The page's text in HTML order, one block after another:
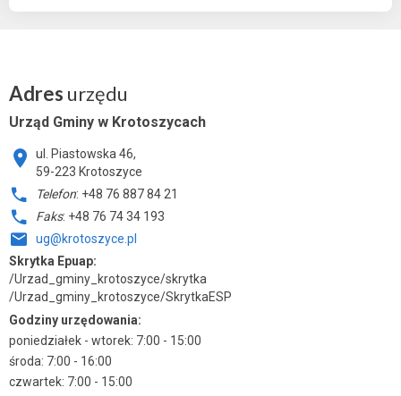
Adres urzędu
Urząd Gminy w Krotoszycach
ul. Piastowska 46,
59-223 Krotoszyce
Telefon: +48 76 887 84 21
Faks: +48 76 74 34 193
ug@krotoszyce.pl
Skrytka Epuap:
/Urzad_gminy_krotoszyce/skrytka
/Urzad_gminy_krotoszyce/SkrytkaESP
Godziny urzędowania:
poniedziałek - wtorek: 7:00 - 15:00
środa: 7:00 - 16:00
czwartek: 7:00 - 15:00